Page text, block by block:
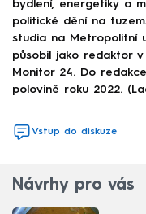
bydlení, energetiky a
politické dění na
studia na Metropolitní
působil jako redaktor v
Monitor 24. Do
polovině roku 2022.
Vstup do diskuze
Návrhy pro vás